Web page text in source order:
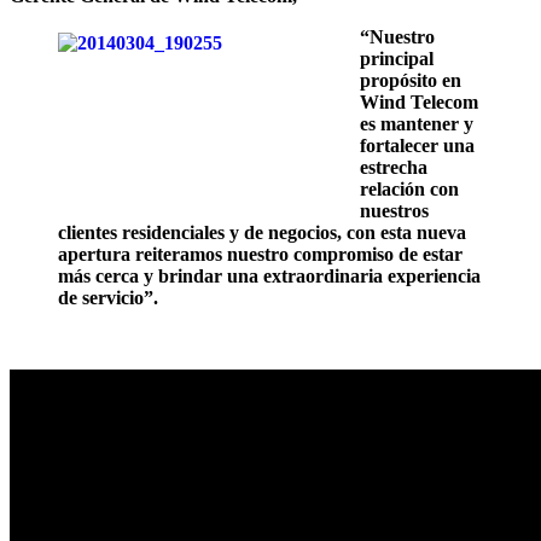
“Nuestro
principal
propósito en
Wind Telecom
es mantener y
fortalecer una
estrecha
relación con
nuestros
clientes residenciales y de negocios, con esta nueva
apertura reiteramos nuestro compromiso de estar
más cerca y brindar una extraordinaria experiencia
de servicio”.